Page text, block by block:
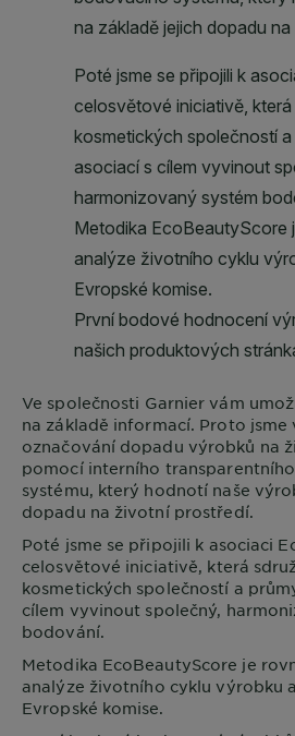
Ve společnosti Garnier vám
na základě informací. Proto jsme
označování dopadu výrobků na
pomocí interního
systému, který hodnotí naše
dopadu na životní prostředí.
Poté jsme se připojili k asociaci
celosvětové iniciativě, která
kosmetických společností a
cílem vyvinout společný,
bodování.
Metodika EcoBeautyScore je
analýze životního cyklu výrobku
Evropské komise.